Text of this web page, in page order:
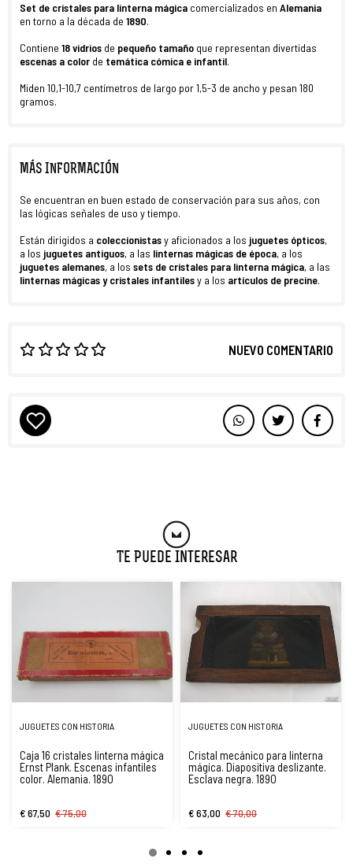
Set de cristales para linterna mágica comercializados en Alemania
en torno a la década de 1890.
Contiene 18 vidrios de pequeño tamaño que representan divertidas
escenas a color de temática cómica e infantil.
Miden 10,1-10,7 centímetros de largo por 1,5-3 de ancho y pesan 180
gramos.
MÁS INFORMACIÓN
Se encuentran en buen estado de conservación para sus años, con
las lógicas señales de uso y tiempo.
Están dirigidos a coleccionistasy aficionados a los juguetes ópticos,
a los juguetes antiguos, a las linternas mágicas de época, a los
juguetes alemanes, a los sets de cristales para linterna mágica, a las
linternas mágicas y cristales infantilesy a los artículos de precine.
NUEVO COMENTARIO
Te Puede Interesar
JUGUETES CON HISTORIA
Caja 16 cristales linterna mágica
Ernst Plank. Escenas infantiles
color. Alemania. 1890
€ 67,50 € 75,00
JUGUETES CON HISTORIA
Cristal mecánico para linterna
mágica. Diapositiva deslizante.
Esclava negra. 1890
€ 63,00 € 70,00